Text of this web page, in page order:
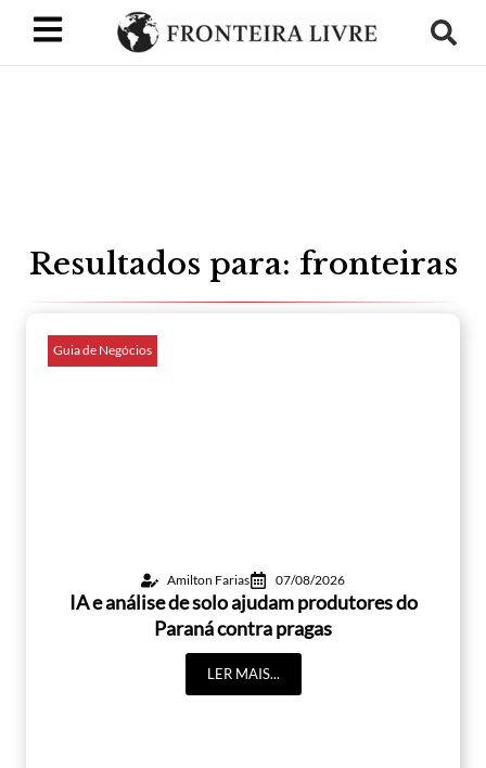
Resultados para: fronteiras
Guia de Negócios
Amilton Farias 07/08/2026
IA e análise de solo ajudam produtores do
Paraná contra pragas
LER MAIS...